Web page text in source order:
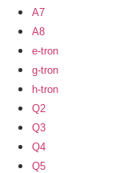
A7
A8
e-tron
g-tron
h-tron
Q2
Q3
Q4
Q5